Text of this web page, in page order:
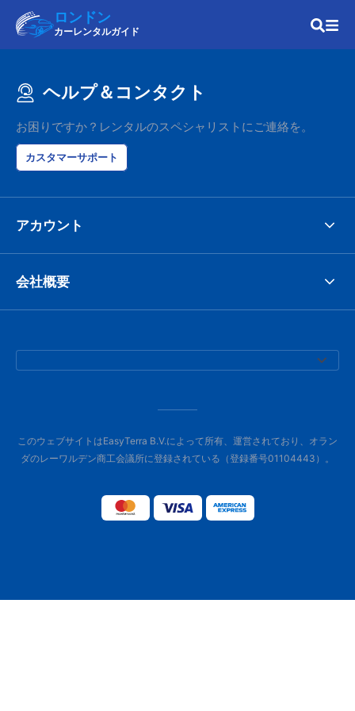
ロンドン
カーレンタルガイド
ヘルプ＆コンタクト
お困りですか？レンタルのスペシャリストにご連絡を。
カスタマーサポート
アカウント
会社概要
このウェブサイトはEasyTerra B.V.によって所有、運営されており、オラン
ダのレーワルデン商工会議所に登録されている（登録番号01104443）。